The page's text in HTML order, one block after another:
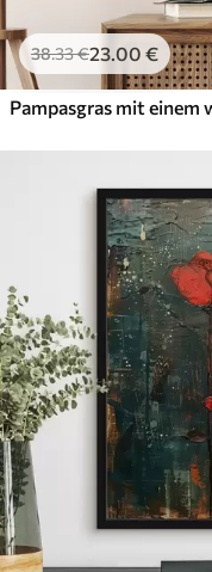
38.33€23.00 €